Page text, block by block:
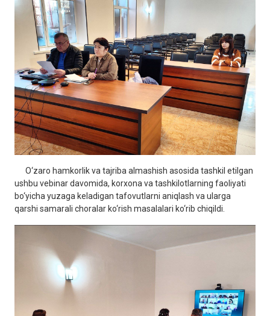
O‘zaro hamkorlik va tajriba almashish asosida tashkil etilgan
ushbu vebinar davomida, korxona va tashkilotlarning faoliyati
bo‘yicha yuzaga keladigan tafovutlarni aniqlash va ularga
qarshi samarali choralar ko‘rish masalalari ko‘rib chiqildi.